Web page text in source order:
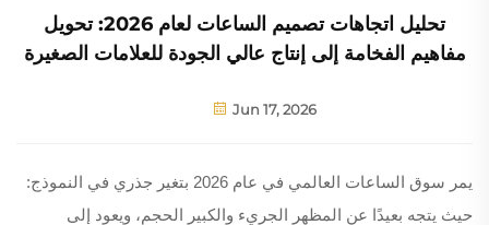
تحليل اتجاهات تصميم الساعات لعام 2026: تحويل
مفاهيم الفخامة إلى إنتاج عالي الجودة للعلامات الصغيرة
Jun 17, 2026
يمر سوق الساعات العالمي في عام 2026 بتغير جذري في النموذج:
حيث يتجه بعيدًا عن المظهر الجريء والكبير الحجم، ويعود إلى